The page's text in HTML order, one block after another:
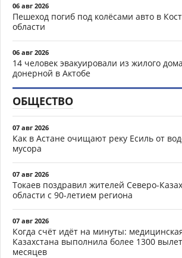
06 авг 2026
Пешеход погиб под колёсами авто в
области
06 авг 2026
14 человек эвакуировали из жилого
донерной в Актобе
ОБЩЕСТВО
07 авг 2026
Как в Астане очищают реку Есиль от
мусора
07 авг 2026
Токаев поздравил жителей Северо-
области с 90-летием региона
07 авг 2026
Когда счёт идёт на минуты:
Казахстана выполнила более 1300
месяцев